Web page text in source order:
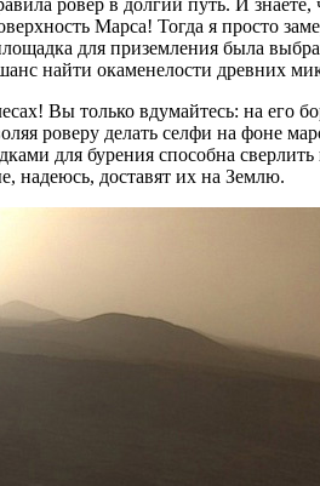
Марса! Тогда я просто
для приземления была
найти окаменелости древних
Вы только вдумайтесь: на его
роверу делать селфи на фоне
для бурения способна
надеюсь, доставят их на Землю.